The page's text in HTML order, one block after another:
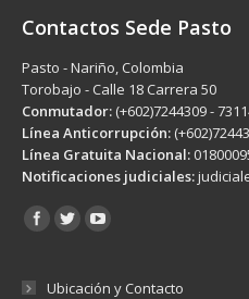
Contactos Sede Pasto
Pasto - Nariño, Colombia
Torobajo - Calle 18 Carrera 50
Conmutador: (+602)7244309 -
Línea Anticorrupción:
Línea Gratuita Nacional:
Notificaciones judiciales:
Encuéntranos en:
Ubicación y Contacto